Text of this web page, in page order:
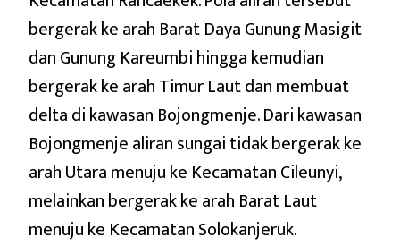
bergerak ke arah Barat Daya Gunung Masigit
dan Gunung Kareumbi hingga kemudian
bergerak ke arah Timur Laut dan membuat
delta di kawasan Bojongmenje. Dari kawasan
Bojongmenje aliran sungai tidak bergerak ke
arah Utara menuju ke Kecamatan Cileunyi,
melainkan bergerak ke arah Barat Laut
menuju ke Kecamatan Solokanjeruk.